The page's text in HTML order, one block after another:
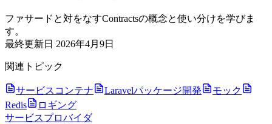
ファサードと対をなすContractsの概念と使い分けを学びま
す。
最終更新日 2026年4月9日
関連トピック
サービスコンテナ Laravelパッケージ開発
モック
Redis
ロギング
サービスプロバイダ